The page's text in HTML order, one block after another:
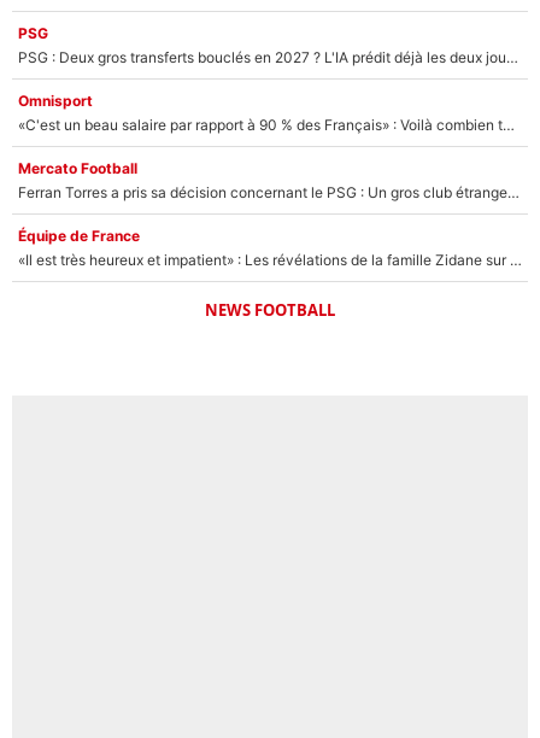
PSG
PSG : Deux gros transferts bouclés en 2027 ? L'IA prédit déjà les deux joueurs qui pourraient rejoindre Luis Enrique !
Omnisport
«C'est un beau salaire par rapport à 90 % des Français» : Voilà combien touchait Nelson Monfort sur France Télévisions avant de rejoindre CNews
Mercato Football
Ferran Torres a pris sa décision concernant le PSG : Un gros club étranger prêt à relancer le feuilleton pour la signature du champion du monde 2026 !
Équipe de France
«Il est très heureux et impatient» : Les révélations de la famille Zidane sur sa prise de pouvoir en équipe de France !
NEWS FOOTBALL